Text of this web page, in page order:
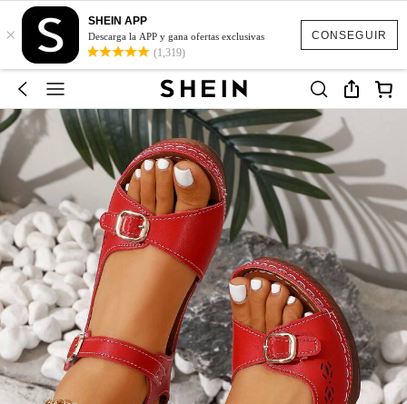
CONSEGUIR
×
SHEIN APP
Descarga la APP y gana ofertas exclusivas
(1,319)